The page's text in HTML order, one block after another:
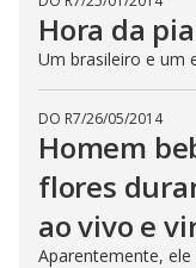
Hora da
Um brasileiro e um
DO R7/26/05/2014
Homem
flores
ao vivo e
Aparentemente,